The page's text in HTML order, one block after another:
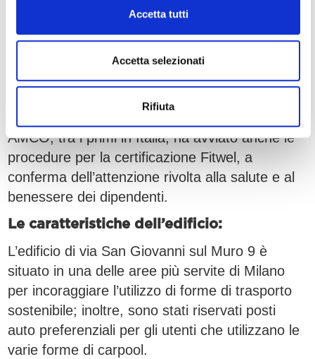
Accetta tutti
Accetta selezionati
Rifiuta
che integra la Sostenibilità in tutta
la catena di valore aziendale.
commitment fissati nel Piano per l’anno
AMCO, tra i primi in Italia, ha avviato anche le
procedure per la certificazione Fitwel, a
conferma dell’attenzione rivolta alla salute e al
benessere dei dipendenti.
Le caratteristiche dell’edificio:
L’edificio di via San Giovanni sul Muro 9 è
situato in una delle aree più servite di Milano
per incoraggiare l’utilizzo di forme di trasporto
sostenibile; inoltre, sono stati riservati posti
auto preferenziali per gli utenti che utilizzano le
varie forme di carpool.